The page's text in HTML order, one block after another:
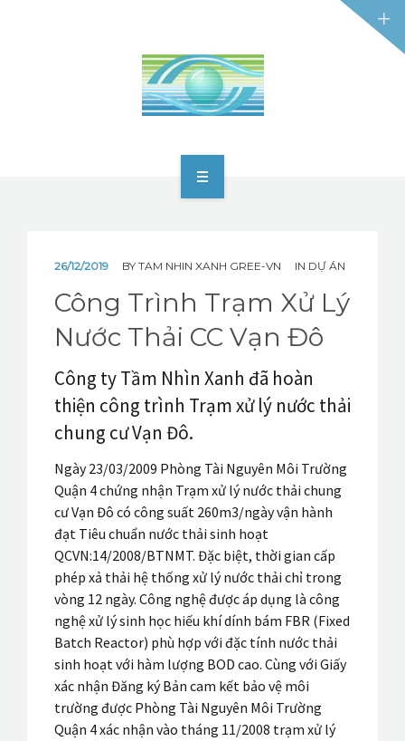
CÔNG NGHỆ
DỰ ÁN
SẢN PHẨM
KHO TÀI LIỆU
TIN TỨC
26/12/2019 BY TAM NHIN XANH GREE-VN IN DỰ ÁN
Công Trình Trạm Xử Lý
Nước Thải CC Vạn Đô
Công ty Tầm Nhìn Xanh đã hoàn
thiện công trình Trạm xử lý nước thải
chung cư Vạn Đô.
Ngày 23/03/2009 Phòng Tài Nguyên Môi Trường
Quận 4 chứng nhận Trạm xử lý nước thải chung
cư Vạn Đô có công suất 260m3/ngày vận hành
đạt Tiêu chuẩn nước thải sinh hoạt
QCVN:14/2008/BTNMT. Đặc biệt, thời gian cấp
phép xả thải hệ thống xử lý nước thải chỉ trong
vòng 12 ngày. Công nghệ được áp dụng là công
nghệ xử lý sinh học hiếu khí dính bám FBR (Fixed
Batch Reactor) phù hợp với đặc tính nước thải
sinh hoạt với hàm lượng BOD cao. Cùng với Giấy
xác nhận Đăng ký Bản cam kết bảo vệ môi
trường được Phòng Tài Nguyên Môi Trường
Quận 4 xác nhận vào tháng 11/2008 trạm xử lý